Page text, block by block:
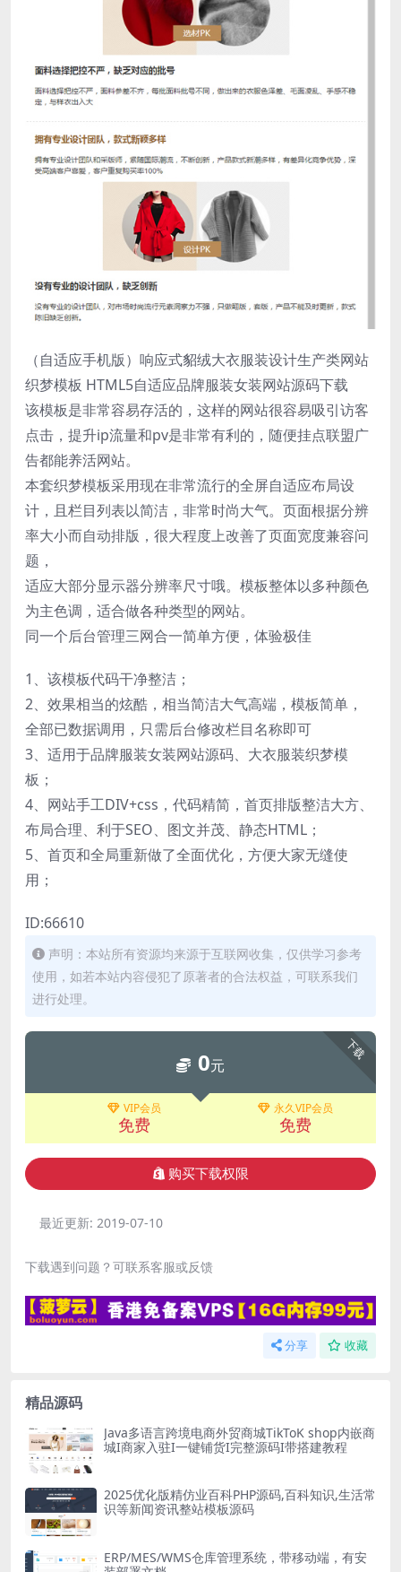
（自适应手机版）响应式貂绒大衣服装设计生产类网站
织梦模板 HTML5自适应品牌服装女装网站源码下载
该模板是非常容易存活的，这样的网站很容易吸引访客
点击，提升ip流量和pv是非常有利的，随便挂点联盟广
告都能养活网站。
本套织梦模板采用现在非常流行的全屏自适应布局设
计，且栏目列表以简洁，非常时尚大气。页面根据分辨
率大小而自动排版，很大程度上改善了页面宽度兼容问
题，
适应大部分显示器分辨率尺寸哦。模板整体以多种颜色
为主色调，适合做各种类型的网站。
同一个后台管理三网合一简单方便，体验极佳
1、该模板代码干净整洁；
2、效果相当的炫酷，相当简洁大气高端，模板简单，
全部已数据调用，只需后台修改栏目名称即可
3、适用于品牌服装女装网站源码、大衣服装织梦模
板；
4、网站手工DIV+css，代码精简，首页排版整洁大方、
布局合理、利于SEO、图文并茂、静态HTML；
5、首页和全局重新做了全面优化，方便大家无缝使
用；
ID:66610
声明：本站所有资源均来源于互联网收集，仅供学习参考
使用，如若本站内容侵犯了原著者的合法权益，可联系我们
进行处理。
下载
0元
VIP会员
免费
永久VIP会员
免费
购买下载权限
最近更新: 2019-07-10
下载遇到问题？可联系客服或反馈
分享 收藏
精品源码
Java多语言跨境电商外贸商城TikToK shop内嵌商
城I商家入驻I一键铺货I完整源码I带搭建教程
2025优化版精仿业百科PHP源码,百科知识,生活常
识等新闻资讯整站模板源码
ERP/MES/WMS仓库管理系统，带移动端，有安